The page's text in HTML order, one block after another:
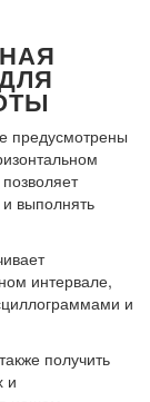
предусмотрены
выполнять
интервале,
и
получить
и